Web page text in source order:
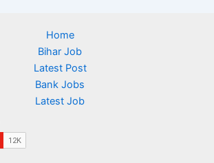
Home
Bihar Job
Latest Post
Bank Jobs
Latest Job